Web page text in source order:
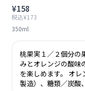
¥158
税込¥173
350ml
桃果実１／２個分の
みとオレンジの酸味
を楽しめます。 オ
製造）、糖類／炭酸